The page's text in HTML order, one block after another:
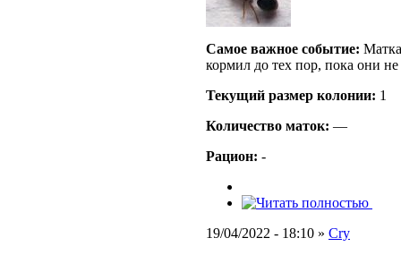
Самое важное событие:
кормил до тех пор, пока они
Текущий размер кoлонии: 1
Количество маток: —
Рацион: -
19/04/2022 - 18:10 » Cry